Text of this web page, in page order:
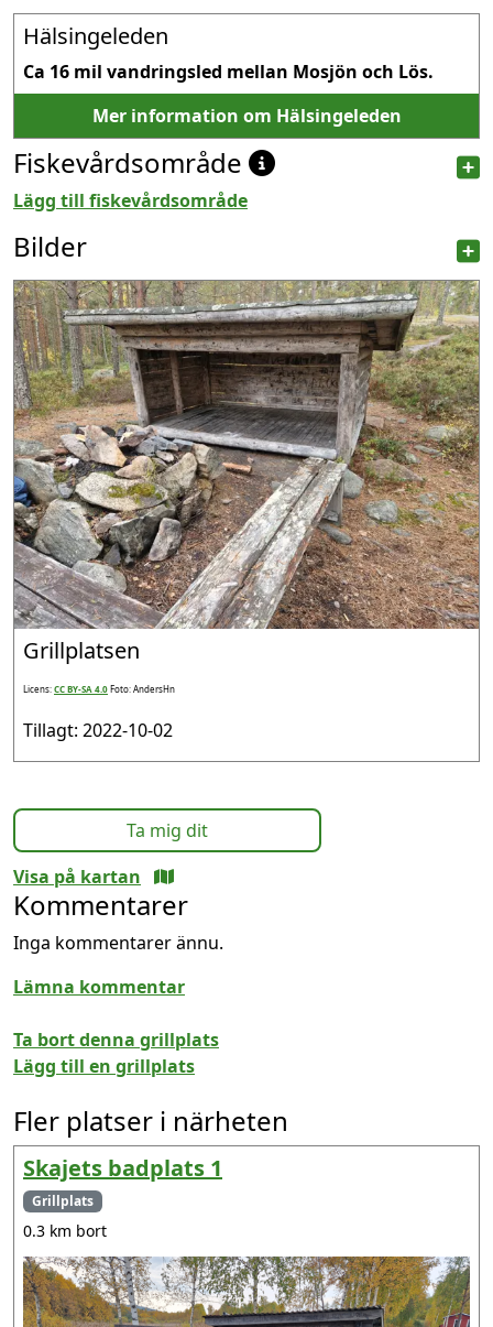
Hälsingeleden
Ca 16 mil vandringsled mellan Mosjön och Lös.
Mer information om Hälsingeleden
Fiskevårdsområde
Lägg till fiskevårdsområde
Bilder
Grillplatsen
Licens:CC BY-SA 4.0Foto: AndersHn
Tillagt: 2022-10-02
Ta mig dit
Visa på kartan
Kommentarer
Inga kommentarer ännu.
Lämna kommentar
Ta bort denna grillplats
Lägg till en grillplats
Fler platser i närheten
Skajets badplats 1
Grillplats
0.3 km bort